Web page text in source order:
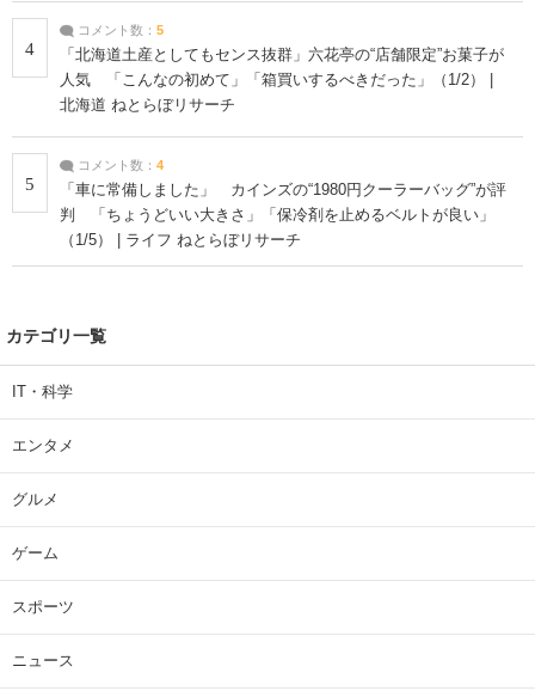
4
コメント数： 5
「北海道土産としてもセンス抜群」六花亭の“店舗限定”お菓子が
人気 「こんなの初めて」「箱買いするべきだった」（1/2） |
北海道 ねとらぼリサーチ
5
コメント数： 4
「車に常備しました」 カインズの“1980円クーラーバッグ”が評
判 「ちょうどいい大きさ」「保冷剤を止めるベルトが良い」
（1/5） | ライフ ねとらぼリサーチ
カテゴリ一覧
IT・科学
エンタメ
グルメ
ゲーム
スポーツ
ニュース